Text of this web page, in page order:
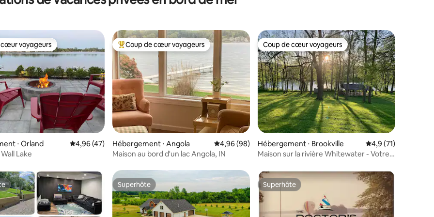
base de 110 commentaires : 4,95 sur 5
cœur voyageurs
voyageurs
⋅ Orland Évaluation moyenne sur la base de 47 commentaires : 4,96 sur 5
4,96 (47)
Lake
Coups de cœur voyageurs les plus appréciés
Coup de cœur voyageurs
Hébergement ⋅ Angola Évaluation moyenne sur la base de 98 commentaires : 4,96 sur 5
4,96 (98)
Maison au bord d'un lac Angola, IN
Coup de cœur voyageurs
Coup de cœur voyageurs
Hébergement ⋅ Brookville Évaluation
4,9 (71)
Maison sur la rivière Whitewater - Votre
Superhôte
Superhôte Superhôte
Superhôte